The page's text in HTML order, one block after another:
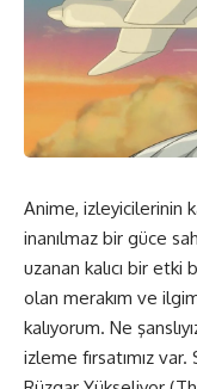
Anime, izleyicilerinin
inanılmaz bir güce
uzanan kalıcı bir etki
olan merakım ve
kalıyorum. Ne
izleme fırsatımız